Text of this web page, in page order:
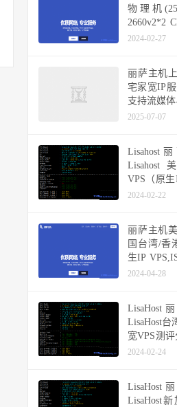
物理机
2660v2*2
矶三网回
2024-02-27
丽萨主机
宅家宽IP服
支持流媒
2025-07-07
Lisahost
Lisahost
VPS（原生
评分享
2024-02-22
丽萨主机
国台湾/香
生IP
IP解锁
2024-04-28
LisaHost
LisaHost台
宽VPS测
机用香港或
2024-02-24
LisaHost
LisaHost